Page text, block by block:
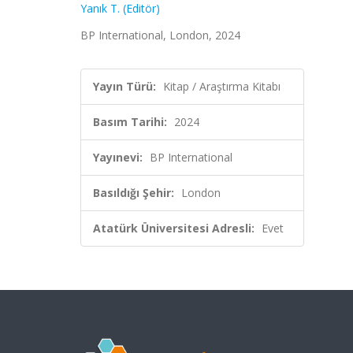
Yanık T. (Editör)
BP International, London, 2024
Yayın Türü: Kitap / Araştırma Kitabı
Basım Tarihi: 2024
Yayınevi: BP International
Basıldığı Şehir: London
Atatürk Üniversitesi Adresli: Evet